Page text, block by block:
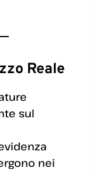
Reale
sul
nei